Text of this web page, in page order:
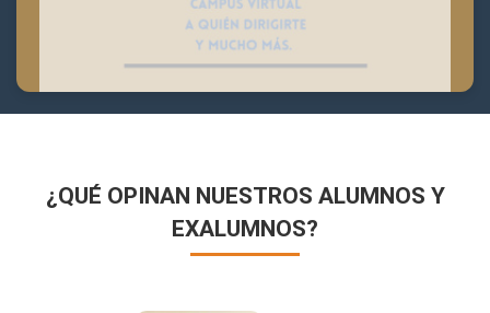
¿QUÉ OPINAN NUESTROS ALUMNOS Y
EXALUMNOS?